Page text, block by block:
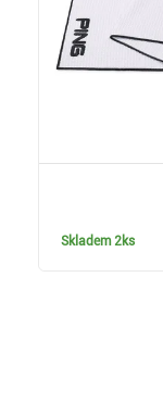
Skladem2ks